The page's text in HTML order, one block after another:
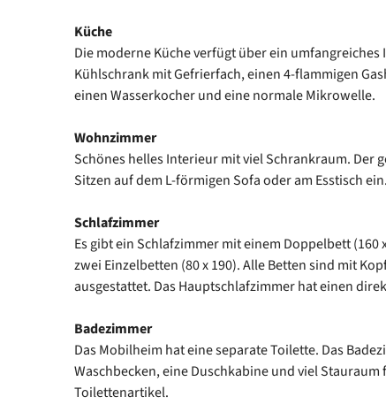
Küche
Die moderne Küche verfügt über ein umfangreiches
Kühlschrank mit Gefrierfach, einen 4-flammigen
einen Wasserkocher und eine normale Mikrowelle.
Wohnzimmer
Schönes helles Interieur mit viel Schrankraum. Der
Sitzen auf dem L-förmigen Sofa oder am Esstisch ein.
Schlafzimmer
Es gibt ein Schlafzimmer mit einem Doppelbett
zwei Einzelbetten (80 x 190). Alle Betten sind mit
ausgestattet. Das Hauptschlafzimmer hat einen
Badezimmer
Das Mobilheim hat eine separate Toilette. Das
Waschbecken, eine Duschkabine und viel
Toilettenartikel.